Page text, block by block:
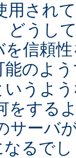
用され
どうし
を信頼
のよ
いうよ
をする
サーバ
るで